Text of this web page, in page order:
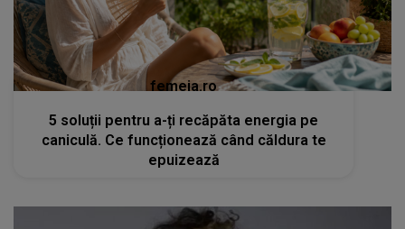
femeia.ro
5 soluții pentru a-ți recăpăta energia pe
caniculă. Ce funcționează când căldura te
epuizează